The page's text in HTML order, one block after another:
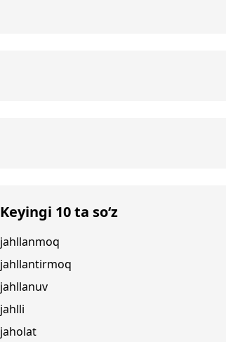
Keyingi 10 ta so‘z
jahllanmoq
jahllantirmoq
jahllanuv
jahlli
jaholat